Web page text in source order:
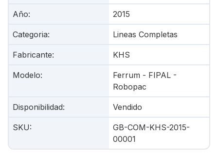
Año: 2015
Categoria: Lineas Completas
Fabricante: KHS
Modelo:
Ferrum - FIPAL -
Robopac
Disponibilidad: Vendido
SKU:
GB-COM-KHS-2015-
00001